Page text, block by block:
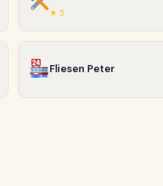
★ 5
Fliesen Peter